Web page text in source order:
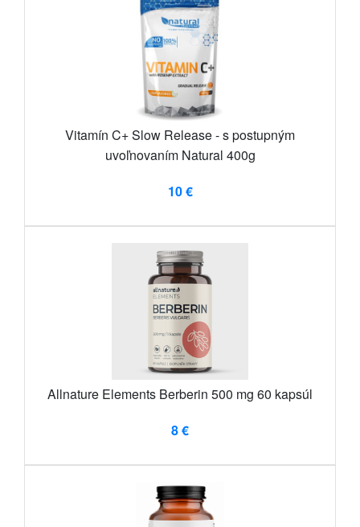
Vitamín C+ Slow Release - s postupným
uvoľnovaním Natural 400g
10 €
Allnature Elements Berberin 500 mg 60 kapsúl
8 €